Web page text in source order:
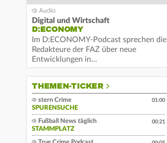
Digital und Wirtschaft
D:ECONOMY
Im D:ECONOMY-Podcast sprechen die
Redakteure der FAZ über neue
Entwicklungen in…
THEMEN-TICKER
stern Crime
SPURENSUCHE
01:00
Fußball News täglich
STAMMPLATZ
00:21